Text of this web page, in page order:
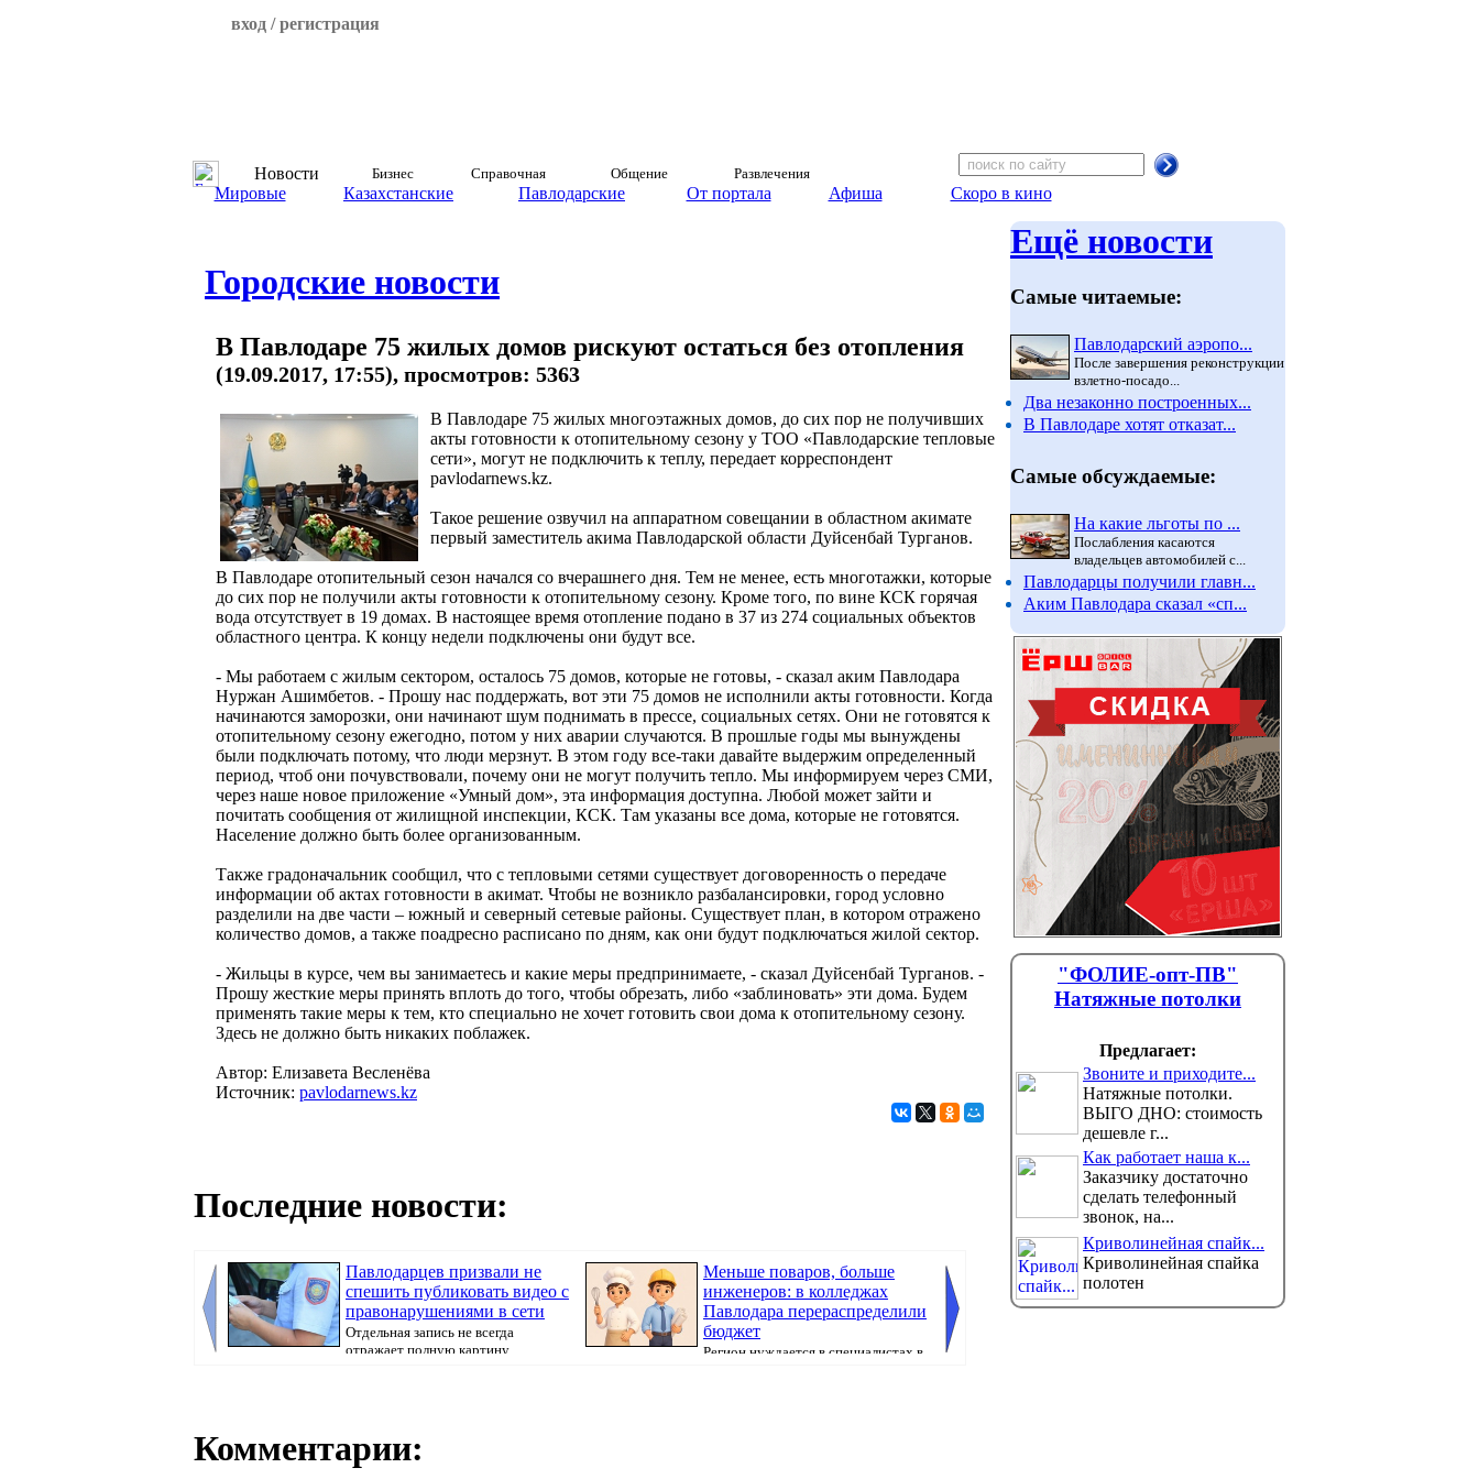
вход / регистрация
Новости Бизнес Справочная Общение Развлечения
Мировые Казахстанские Павлодарские От портала Афиша Скоро в кино
Городские новости
В Павлодаре 75 жилых домов рискуют остаться без отопления
(19.09.2017, 17:55), просмотров: 5363
В Павлодаре 75 жилых многоэтажных домов, до сих пор не получивших
акты готовности к отопительному сезону у ТОО «Павлодарские тепловые
сети», могут не подключить к теплу, передает корреспондент
pavlodarnews.kz.
Такое решение озвучил на аппаратном совещании в областном акимате
первый заместитель акима Павлодарской области Дуйсенбай Турганов.
В Павлодаре отопительный сезон начался со вчерашнего дня. Тем не менее, есть многотажки, которые
до сих пор не получили акты готовности к отопительному сезону. Кроме того, по вине КСК горячая
вода отсутствует в 19 домах. В настоящее время отопление подано в 37 из 274 социальных объектов
областного центра. К концу недели подключены они будут все.
- Мы работаем с жилым сектором, осталось 75 домов, которые не готовы, - сказал аким Павлодара
Нуржан Ашимбетов. - Прошу нас поддержать, вот эти 75 домов не исполнили акты готовности. Когда
начинаются заморозки, они начинают шум поднимать в прессе, социальных сетях. Они не готовятся к
отопительному сезону ежегодно, потом у них аварии случаются. В прошлые годы мы вынуждены
были подключать потому, что люди мерзнут. В этом году все-таки давайте выдержим определенный
период, чтоб они почувствовали, почему они не могут получить тепло. Мы информируем через СМИ,
через наше новое приложение «Умный дом», эта информация доступна. Любой может зайти и
почитать сообщения от жилищной инспекции, КСК. Там указаны все дома, которые не готовятся.
Население должно быть более организованным.
Также градоначальник сообщил, что с тепловыми сетями существует договоренность о передаче
информации об актах готовности в акимат. Чтобы не возникло разбалансировки, город условно
разделили на две части – южный и северный сетевые районы. Существует план, в котором отражено
количество домов, а также поадресно расписано по дням, как они будут подключаться жилой сектор.
- Жильцы в курсе, чем вы занимаетесь и какие меры предпринимаете, - сказал Дуйсенбай Турганов. -
Прошу жесткие меры принять вплоть до того, чтобы обрезать, либо «заблиновать» эти дома. Будем
применять такие меры к тем, кто специально не хочет готовить свои дома к отопительному сезону.
Здесь не должно быть никаких поблажек.
Автор: Елизавета Весленёва
Источник: pavlodarnews.kz
Последние новости:
Павлодарцев призвали не
спешить публиковать видео с
правонарушениями в сети
Отдельная запись не всегда
отражает полную картину
Меньше поваров, больше
инженеров: в колледжах
Павлодара перераспределили
бюджет
Регион нуждается в специалистах в
В одном из павлодарских
дворов появится камера
наблюдения
Комментарии:
Ещё новости
Самые читаемые:
Павлодарский аэропо...
После завершения реконструкции
взлетно-посадо...
Два незаконно построенных...
В Павлодаре хотят отказат...
Самые обсуждаемые:
На какие льготы по ...
Послабления касаются
владельцев автомобилей с...
Павлодарцы получили главн...
Аким Павлодара сказал «сп...
"ФОЛИЕ-опт-ПВ"
Натяжные потолки
Предлагает:
Звоните и приходите...
Натяжные потолки.
ВЫГО ДНО: стоимость
дешевле г...
Как работает наша к...
Заказчику достаточно
сделать телефонный
звонок, на...
Криволинейная спайк...
Криволинейная спайка
полотен